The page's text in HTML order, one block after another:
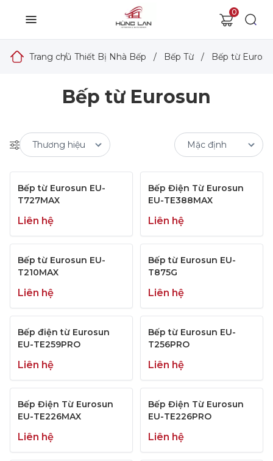
0
Trang chủ
/ Thiết Bị Nhà Bếp / Bếp Từ / Bếp từ
Bếp từ Eurosun
Bếp từ Eurosun EU-
T727MAX
Liên hệ
Bếp Điện Từ Eurosun
EU-TE388MAX
Liên hệ
Bếp từ Eurosun EU-
T210MAX
Liên hệ
Bếp từ Eurosun EU-
T875G
Liên hệ
Bếp điện từ Eurosun
EU-TE259PRO
Liên hệ
Bếp từ Eurosun EU-
T256PRO
Liên hệ
Bếp Điện Từ Eurosun
EU-TE226MAX
Liên hệ
Bếp Điện Từ Eurosun
EU-TE226PRO
Liên hệ